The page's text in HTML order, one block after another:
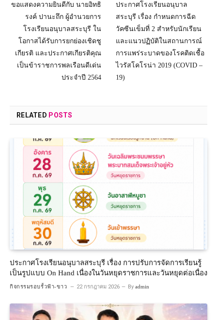
ขอแสดงความยินดีกับ นายอิทธิ
รงค์ ปานะถึก ผู้อำนวยการ
โรงเรียนอนุบาลสระบุรี ใน
โอกาสได้รับการยกย่องเชิดชู
เกียรติ และประกาศเกียรติคุณ
เป็นข้าราชการพลเรือนดีเด่น
ประจำปี 2564
ประกาศโรงเรียนอนุบาล
สระบุรี เรื่อง กำหนดการฉีด
วัคซีนเข็มที่ 2 สำหรับนักเรียน
และแนวปฏิบัติในสถานการณ์
การแพร่ระบาดของโรคติดเชื้อ
ไวรัสโคโรน่า 2019 (COVID –
19)
RELATED POSTS
ประกาศโรงเรียนอนุบาลสระบุรี เรื่อง การปรับการจัดการเรียนรู้
เป็นรูปแบบ On Hand เนื่องในวันหยุดราชการและวันหยุดต่อเนื่อง
กิจกรรมรอบรั้วฟ้า-ขาว 22 กรกฎาคม 2026 By admin